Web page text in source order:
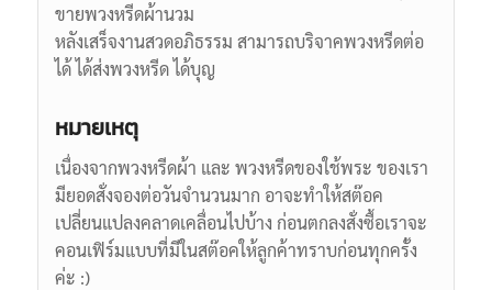
ขายพวงหรีดผ้านวม
หลังเสร็จงานสวดอภิธรรม สามารถบริจาคพวงหรีดต่อ
ได้ ได้ส่งพวงหรีด ได้บุญ
หมายเหตุ
เนื่องจากพวงหรีดผ้า และ พวงหรีดของใช้พระ ของเรา
มียอดสั่งจองต่อวันจำนวนมาก อาจะทำให้สต๊อค
เปลี่ยนแปลงคลาดเคลื่อนไปบ้าง ก่อนตกลงสั่งซื้อเราจะ
คอนเฟิร์มแบบที่มีในสต๊อคให้ลูกค้าทราบก่อนทุกครั้ง
ค่ะ :)